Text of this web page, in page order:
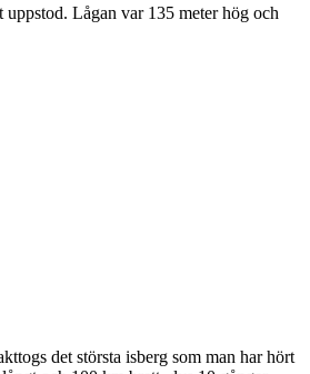
uppstod. Lågan var 135 meter hög och
det största isberg som man har hört